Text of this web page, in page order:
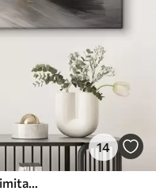
14
Abstraktne kompositsioon, maali imitatsioon